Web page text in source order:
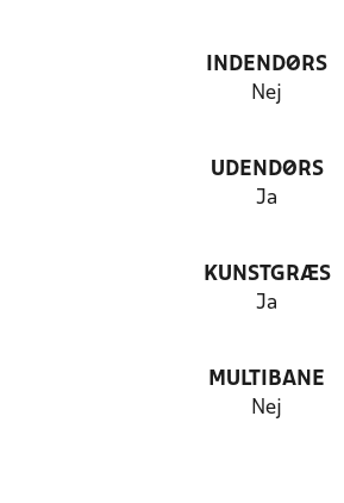
INDENDØRS
Nej
UDENDØRS
Ja
KUNSTGRÆS
Ja
MULTIBANE
Nej